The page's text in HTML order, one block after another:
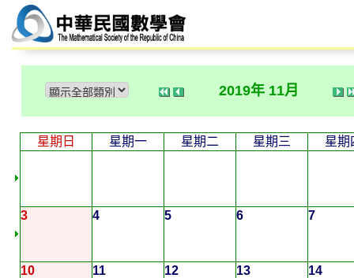
2019年 11月
星期日 星期一 星期二 星期三 星期
3 4 5 6 7
10 11 12 13 14